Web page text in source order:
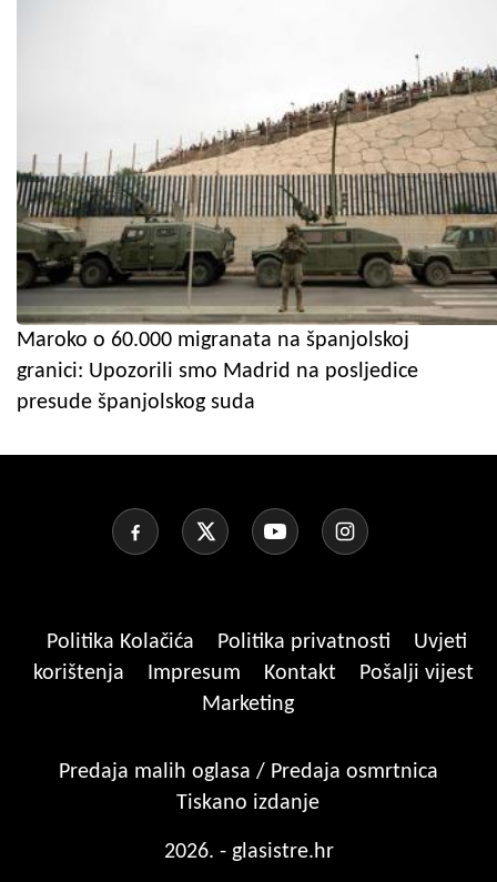
Maroko o 60.000 migranata na španjolskoj
granici: Upozorili smo Madrid na posljedice
presude španjolskog suda
Politika Kolačića Politika privatnosti
Uvjeti
korištenja
Impresum Kontakt
Pošalji vijest
Marketing
Predaja malih oglasa / Predaja osmrtnica
Tiskano izdanje
2026. - glasistre.hr